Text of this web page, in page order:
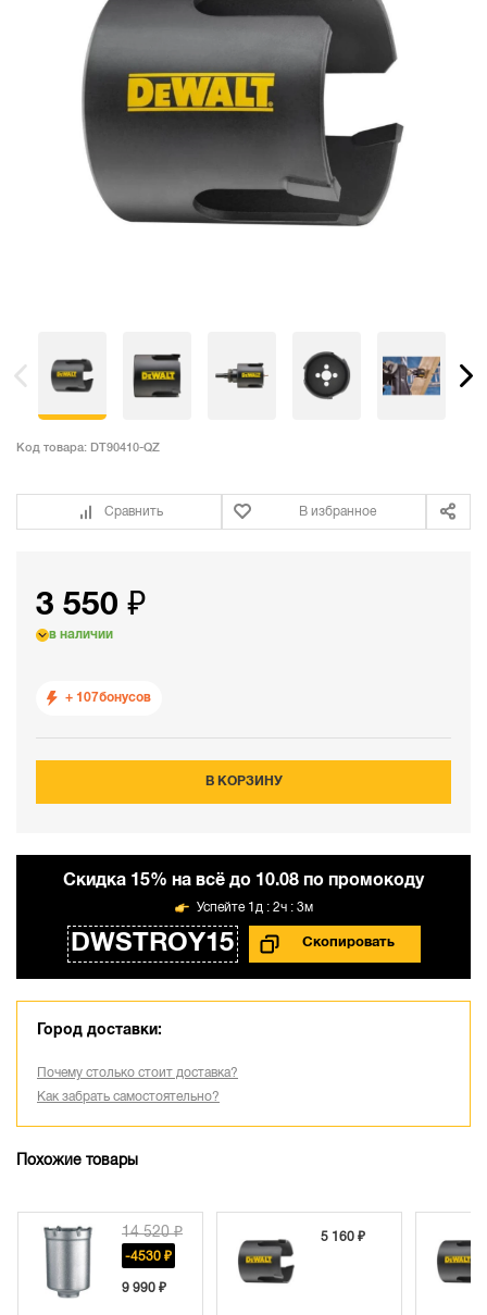
Код товара: DT90410-QZ
Сравнить В избранное
3 550 ₽
в наличии
+ 107бонусов
В КОРЗИНУ
Cкидка 15% на всё до 10.08 по промокоду
DWSTROY15
1д : 2ч : 3м
Город доставки:
Почему столько стоит доставка?
Как забрать самостоятельно?
Похожие товары
14 520 ₽
-4530 ₽
9 990 ₽
5 160 ₽